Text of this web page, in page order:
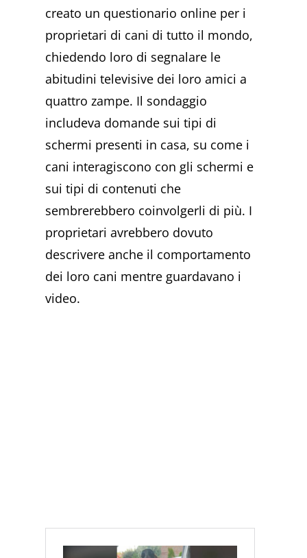
creato un questionario online per i
proprietari di cani di tutto il mondo,
chiedendo loro di segnalare le
abitudini televisive dei loro amici a
quattro zampe. Il sondaggio
includeva domande sui tipi di
schermi presenti in casa, su come i
cani interagiscono con gli schermi e
sui tipi di contenuti che
sembrerebbero coinvolgerli di più. I
proprietari avrebbero dovuto
descrivere anche il comportamento
dei loro cani mentre guardavano i
video.